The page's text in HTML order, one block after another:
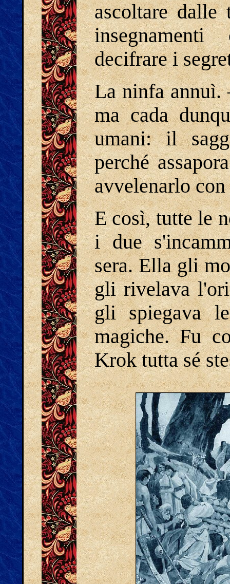
ascoltare
decifrare i
La ninfa
ma cada
umani: il
perché
avvelenarlo
E così, tutte le
i due
sera. Ella gli
gli rivelava
gli spiegava
magiche. Fu
Krok tutta sé